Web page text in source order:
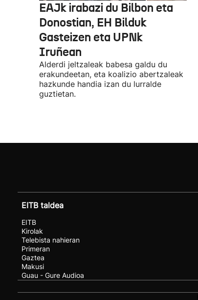
EAJk irabazi du Bilbon eta
Donostian, EH Bilduk
Gasteizen eta UPNk
Iruñean
Alderdi jeltzaleak babesa galdu du
erakundeetan, eta koalizio abertzaleak
hazkunde handia izan du lurralde
guztietan.
EITB taldea
EITB
Kirolak
Telebista nahieran
Primeran
Gaztea
Makusi
Guau - Gure Audioa